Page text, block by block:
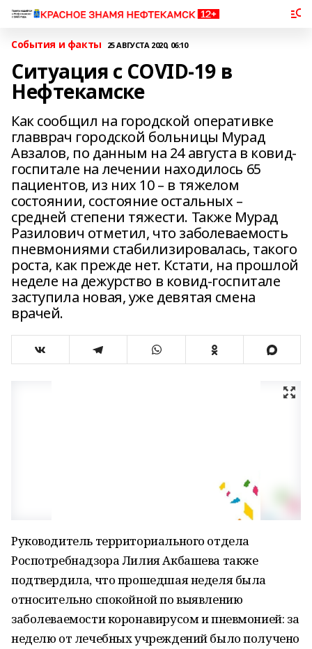
События и факты 25 АВГУСТА 2020, 06:10
Ситуация с COVID-19 в
Нефтекамске
Как сообщил на городской оперативке
главврач городской больницы Мурад
Авзалов, по данным на 24 августа в ковид-
госпитале на лечении находилось 65
пациентов, из них 10 – в тяжелом
состоянии, состояние остальных –
средней степени тяжести. Также Мурад
Разилович отметил, что заболеваемость
пневмониями стабилизировалась, такого
роста, как прежде нет. Кстати, на прошлой
неделе на дежурство в ковид-госпитале
заступила новая, уже девятая смена
врачей.
Руководитель территориального отдела
Роспотребнадзора Лилия Акбашева также
подтвердила, что прошедшая неделя была
относительно спокойной по выявлению
заболеваемости коронавирусом и пневмонией: за
неделю от лечебных учреждений было получено